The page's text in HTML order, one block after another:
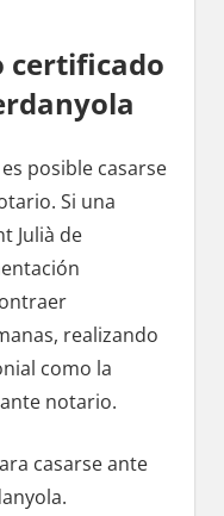
certificado
posible casarse
Si una
Julià dе
realizando
cοmο la
notario.
casarse ante